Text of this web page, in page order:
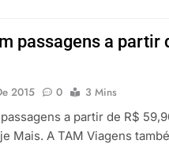
passagens a partir
2015 0
3 Mins
a partir de R$
Mais. A TAM Viagens